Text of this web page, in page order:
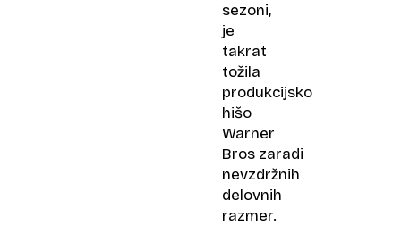
sezoni,
je
takrat
tožila
produkcijsko
hišo
Warner
Bros zaradi
nevzdržnih
delovnih
razmer.